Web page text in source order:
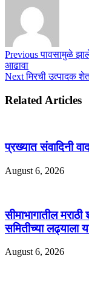
Previousपावसामुळे
आढावा
Nextमिरची उत्पादक
Related Articles
प्रख्यात संवादिनी
August 6, 2026
सीमाभागातील
समितीच्या लढ्याला
August 6, 2026